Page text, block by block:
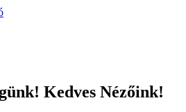
Kedves Nézőink!